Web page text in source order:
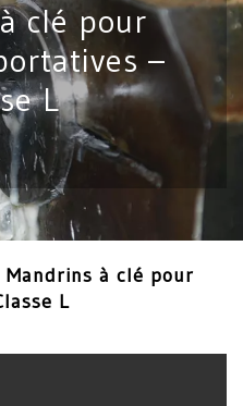
clé pour
–
L
Mandrins à clé pour
L